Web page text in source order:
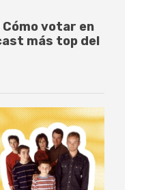
Cómo votar en
más top del